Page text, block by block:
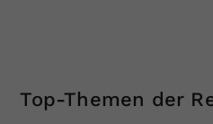
Top-Themen der